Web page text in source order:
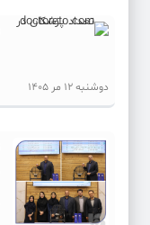
دوشنبه 12 مر 1405